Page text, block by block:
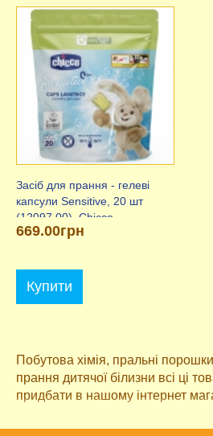
Засіб для прання - гелеві
капсули Sensitive, 20 шт
(12097.00), Chicco
669.00грн
Купити
Побутова хімія, пральні
прання дитячої білизни всі ці
придбати в нашому інтернет